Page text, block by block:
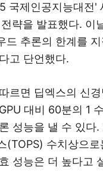
국제인공지능대전'
략을 발표했다. 이
드 추론의 한계를
고 단언했다.
르면 딥엑스의 신
대비 60분의 1
성능을 낼 수 있다.
(TOPS) 수치상으
성능은 더 높다고